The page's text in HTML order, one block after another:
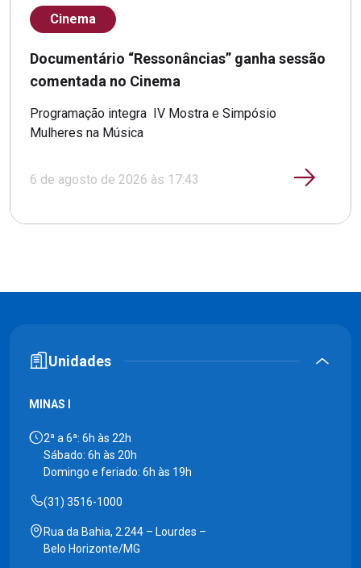
Cinema
Documentário “Ressonâncias” ganha sessão
comentada no Cinema
Programação integra IV Mostra e Simpósio
Mulheres na Música
6 de agosto de 2026 às 17:43
Unidades
MINAS I
2ª a 6ª: 6h às 22h
Sábado: 6h às 20h
Domingo e feriado: 6h às 19h
(31) 3516-1000
Rua da Bahia, 2.244 – Lourdes –
Belo Horizonte/MG